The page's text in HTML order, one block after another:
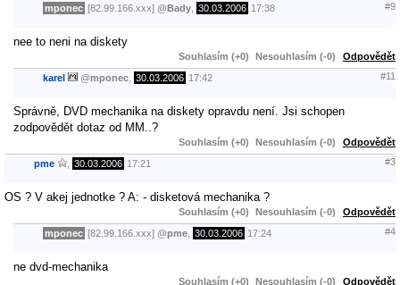
mponec [82.99.166.xxx] @Bady 30.03.2006 17:38 #9
nee to neni na diskety
Souhlasím (+0) Nesouhlasím (-0) Odpovědět
karel @mponec 30.03.2006 17:42 #11
Správně, DVD mechanika na diskety opravdu není. Jsi schopen
zodpovědět dotaz od MM..?
Souhlasím (+0) Nesouhlasím (-0) Odpovědět
pme 30.03.2006 17:21 #3
OS ? V akej jednotke ? A: - disketová mechanika ?
Souhlasím (+0) Nesouhlasím (-0) Odpovědět
mponec [82.99.166.xxx] @pme 30.03.2006 17:24 #4
ne dvd-mechanika
Souhlasím (+0) Nesouhlasím (-0) Odpovědět